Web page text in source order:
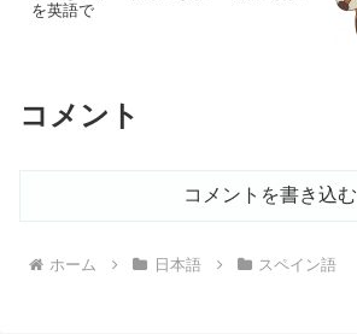
を英語で
コメント
コメントを書き込む
ホーム 日本語 スペイン語